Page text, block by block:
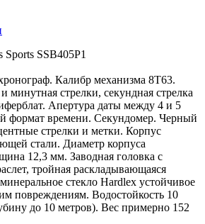
Sports SSB405P1
Калибр механизма 8T63.
минутная стрелки, секундная стрелка
Апертура даты между 4 и 5
формат времени. Секундомер. Черный
стрелки и метки. Корпус
стали. Диаметр корпуса
12,3 мм. Заводная головка с
тройная раскладывающаяся
стекло Hardlex устойчивое
повреждениям. Водостойкость 10
до 10 метров). Вес примерно 152